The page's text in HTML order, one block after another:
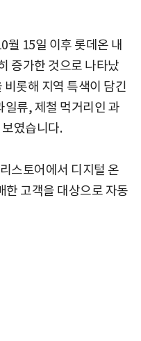
월 15일 이후 롯데온 내
증가한 것으로 나타났
롯해 지역 특색이 담긴
류, 제철 먹거리인 과
였습니다.
스토어에서 디지털 온
한 고객을 대상으로 자동